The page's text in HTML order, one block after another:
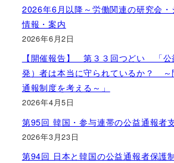
2026年6月以降～労働関連の研究会
情報・案内
2026年6月2日
【開催報告】 第３３回つどい 「公
発）者は本当に守られているか？ ～
通報制度を考える～」
2026年4月5日
第95回 韓国・参与連帯の公益通報者
2026年3月23日
第94回 日本と韓国の公益通報者保護